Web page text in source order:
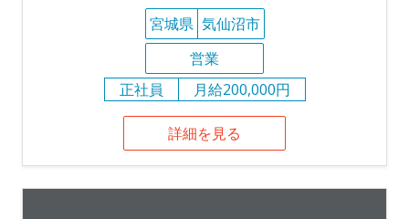
宮城県 気仙沼市
営業
正社員
月給200,000円
詳細を見る